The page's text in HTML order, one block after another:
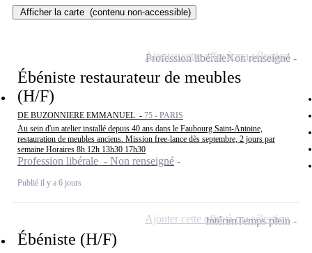
Afficher la carte (contenu non-accessible)
Ébéniste restaurateur de meubles
(H/F)
DE BUZONNIERE EMMANUEL - 75 - PARIS
Au sein d'un atelier installé depuis 40 ans dans le Faubourg Saint-Antoine,
restauration de meubles anciens. Mission free-lance dès septembre, 2 jours par
semaine Horaires 8h 12h 13h30 17h30
Profession libérale - Non renseigné
Publié il y a 6 jours
Profession libéraleNon renseigné
Ajouter cette offre à ma sélection
Ébéniste (H/F)
IntérimTemps plein
Ajouter cette offre à ma sélection